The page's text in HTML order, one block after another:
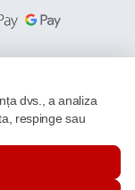
dvs., a analiza
respinge sau